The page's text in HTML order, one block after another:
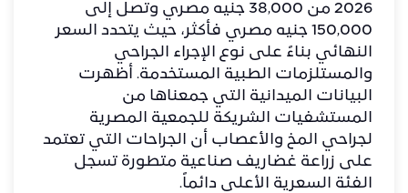
2026 من 38,000 جنيه مصري وتصل إلى
150,000 جنيه مصري فأكثر، حيث يتحدد السعر
النهائي بناءً على نوع الإجراء الجراحي
والمستلزمات الطبية المستخدمة. أظهرت
البيانات الميدانية التي جمعناها من
المستشفيات الشريكة للجمعية المصرية
لجراحي المخ والأعصاب أن الجراحات التي تعتمد
على زراعة غضاريف صناعية متطورة تسجل
الفئة السعرية الأعلى دائماً.